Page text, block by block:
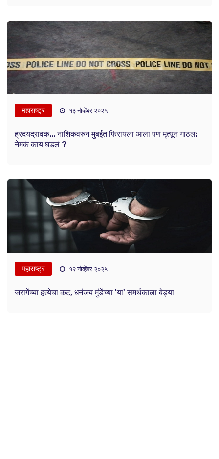
महाराष्ट्र १३ नोव्हेंबर २०२५
ह्रदयद्रावक... नाशिकवरुन मुंबईत फिरायला आला पण मृत्यूनं गाठलं;
नेमकं काय घडलं ?
महाराष्ट्र १२ नोव्हेंबर २०२५
जरागेंच्या हत्येचा कट, धनंजय मुंडेंच्या 'या' समर्थकाला बेड्या